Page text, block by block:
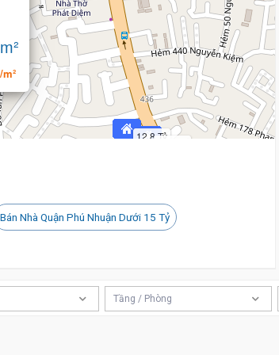
12.8 Tỷ
Bán Nhà Quận Phú Nhuận Dưới 15 Tỷ
15 tỷ 500 triệu
Tầng / Phòng